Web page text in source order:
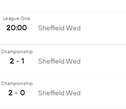
League One
20:00 Sheffield Wed
Championship
2 - 1 Sheffield Wed
Championship
2 - 0 Sheffield Wed